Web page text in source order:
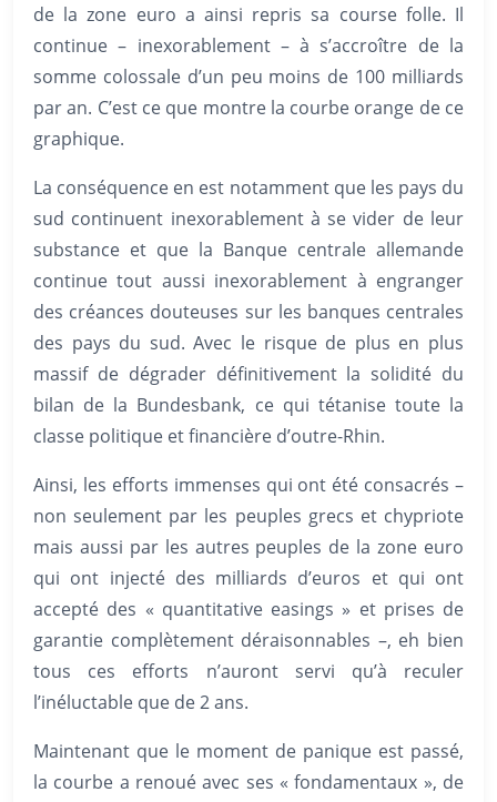
de la zone euro a ainsi repris sa course folle. Il
continue – inexorablement – à s’accroître de la
somme colossale d’un peu moins de 100 milliards
par an. C’est ce que montre la courbe orange de ce
graphique.
La conséquence en est notamment que les pays du
sud continuent inexorablement à se vider de leur
substance et que la Banque centrale allemande
continue tout aussi inexorablement à engranger
des créances douteuses sur les banques centrales
des pays du sud. Avec le risque de plus en plus
massif de dégrader définitivement la solidité du
bilan de la Bundesbank, ce qui tétanise toute la
classe politique et financière d’outre-Rhin.
Ainsi, les efforts immenses qui ont été consacrés –
non seulement par les peuples grecs et chypriote
mais aussi par les autres peuples de la zone euro
qui ont injecté des milliards d’euros et qui ont
accepté des « quantitative easings » et prises de
garantie complètement déraisonnables –, eh bien
tous ces efforts n’auront servi qu’à reculer
l’inéluctable que de 2 ans.
Maintenant que le moment de panique est passé,
la courbe a renoué avec ses « fondamentaux », de